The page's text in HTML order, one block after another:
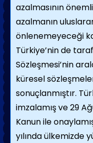
azalmasının
azalmanın
önlenemeyeceği
Türkiye’nin de
Sözleşmesi’nin
küresel
sonuçlanmıştır.
imzalamış ve 29
Kanun ile
yılında ülkemizde